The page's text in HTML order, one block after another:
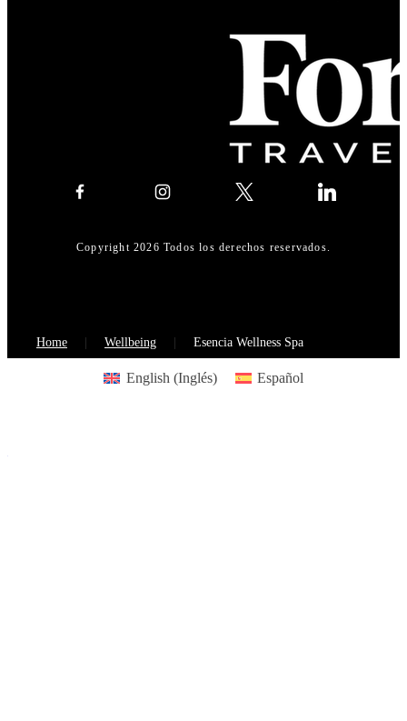
Copyright 2026 Todos los derechos reservados.
Home Wellbeing Esencia Wellness Spa
English (Inglés) Español